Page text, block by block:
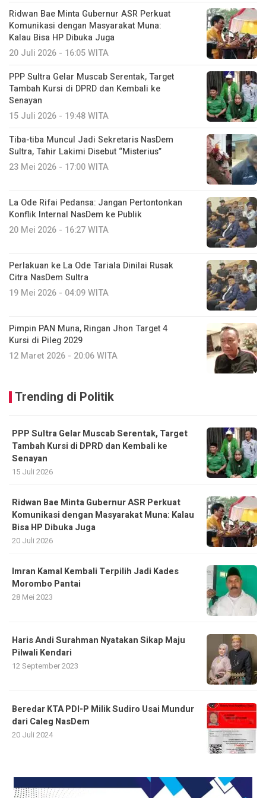
Ridwan Bae Minta Gubernur ASR Perkuat
Komunikasi dengan Masyarakat Muna:
Kalau Bisa HP Dibuka Juga
20 Juli 2026 - 16:05 WITA
PPP Sultra Gelar Muscab Serentak, Target
Tambah Kursi di DPRD dan Kembali ke
Senayan
15 Juli 2026 - 19:48 WITA
Tiba-tiba Muncul Jadi Sekretaris NasDem
Sultra, Tahir Lakimi Disebut “Misterius”
23 Mei 2026 - 17:00 WITA
La Ode Rifai Pedansa: Jangan Pertontonkan
Konflik Internal NasDem ke Publik
20 Mei 2026 - 16:27 WITA
Perlakuan ke La Ode Tariala Dinilai Rusak
Citra NasDem Sultra
19 Mei 2026 - 04:09 WITA
Pimpin PAN Muna, Ringan Jhon Target 4
Kursi di Pileg 2029
12 Maret 2026 - 20:06 WITA
Trending di Politik
PPP Sultra Gelar Muscab Serentak, Target
Tambah Kursi di DPRD dan Kembali ke
Senayan
15 Juli 2026
Ridwan Bae Minta Gubernur ASR Perkuat
Komunikasi dengan Masyarakat Muna: Kalau
Bisa HP Dibuka Juga
20 Juli 2026
Imran Kamal Kembali Terpilih Jadi Kades
Morombo Pantai
28 Mei 2023
Haris Andi Surahman Nyatakan Sikap Maju
Pilwali Kendari
12 September 2023
Beredar KTA PDI-P Milik Sudiro Usai Mundur
dari Caleg NasDem
20 Juli 2024